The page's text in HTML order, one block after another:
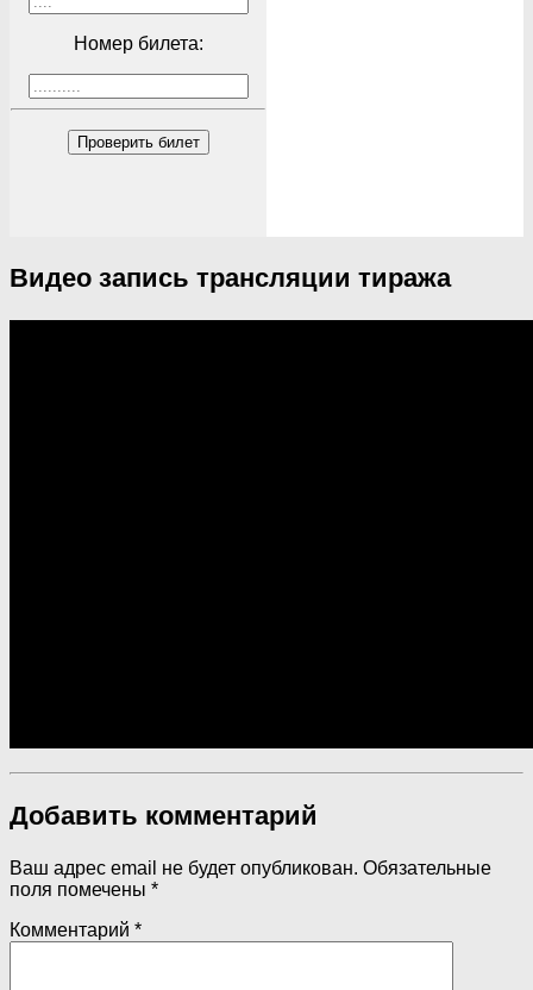
Номер билета:
Проверить билет
Видео запись трансляции тиража
Добавить комментарий
Ваш адрес email не будет опубликован. Обязательные
поля помечены *
Комментарий *